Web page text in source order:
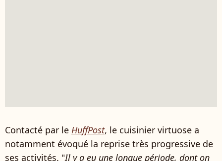
Contacté par le HuffPost, le cuisinier virtuose a
notamment évoqué la reprise très progressive de
ses activités. "Il y a eu une longue période, dont on